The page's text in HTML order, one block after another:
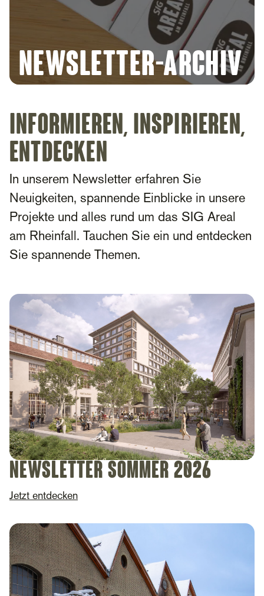
Newsletter-Archiv
Informieren, Inspirieren,
Entdecken
In unserem Newsletter erfahren Sie
Neuigkeiten, spannende Einblicke in unsere
Projekte und alles rund um das SIG Areal
am Rheinfall. Tauchen Sie ein und entdecken
Sie spannende Themen.
Newsletter Sommer 2026
Jetzt entdecken